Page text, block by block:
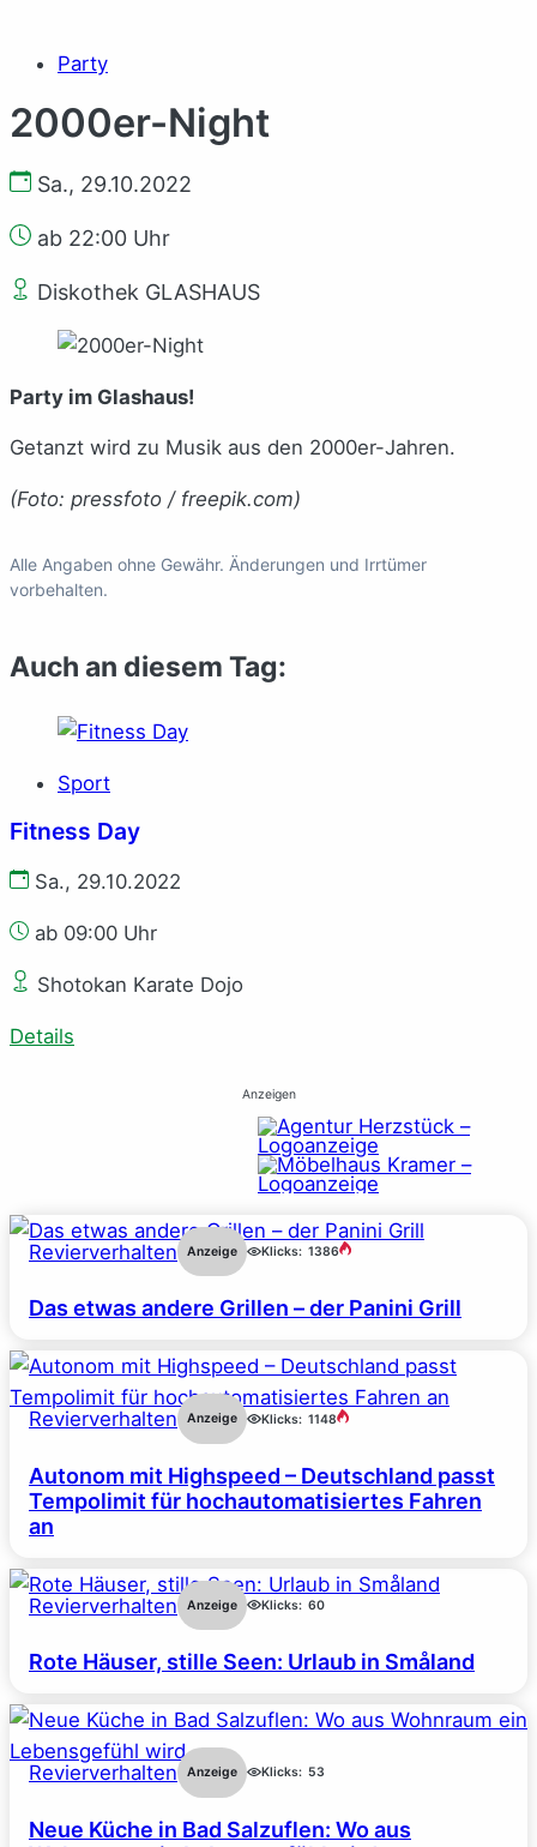
Party
2000er-Night
Sa., 29.10.2022
ab 22:00 Uhr
Diskothek GLASHAUS
Party im Glashaus!
Getanzt wird zu Musik aus den 2000er-Jahren.
(Foto: pressfoto / freepik.com)
Alle Angaben ohne Gewähr. Änderungen und Irrtümer
vorbehalten.
Auch an diesem Tag:
Sport
Fitness Day
Sa., 29.10.2022
ab 09:00 Uhr
Shotokan Karate Dojo
Details
Anzeigen
Revierverhalten Anzeige Klicks: 1386
Das etwas andere Grillen – der Panini Grill
Revierverhalten Anzeige Klicks: 1148
Autonom mit Highspeed – Deutschland passt
Tempolimit für hochautomatisiertes Fahren
an
Revierverhalten Anzeige Klicks: 60
Rote Häuser, stille Seen: Urlaub in Småland
Revierverhalten Anzeige Klicks: 53
Neue Küche in Bad Salzuflen: Wo aus